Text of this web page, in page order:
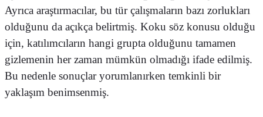
Ayrıca araştırmacılar, bu tür çalışmaların bazı zorlukları
olduğunu da açıkça belirtmiş. Koku söz konusu olduğu
için, katılımcıların hangi grupta olduğunu tamamen
gizlemenin her zaman mümkün olmadığı ifade edilmiş.
Bu nedenle sonuçlar yorumlanırken temkinli bir
yaklaşım benimsenmiş.